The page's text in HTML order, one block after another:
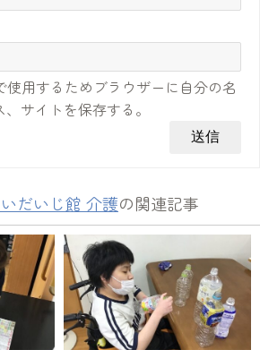
使用するためブラウザーに自分の名
サイトを保存する。
だいじ館 介護の関連記事